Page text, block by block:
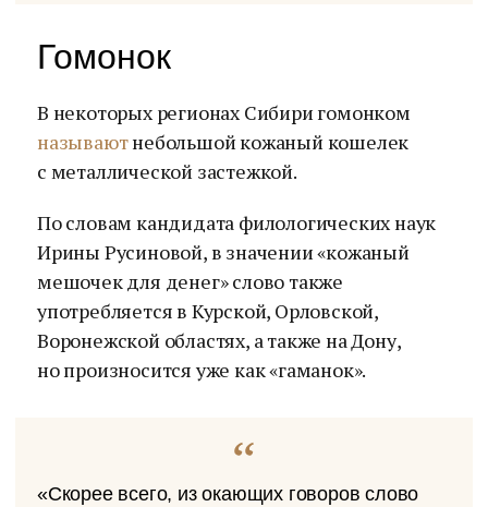
Гомонок
В некоторых регионах Сибири гомонком
называютнебольшой кожаный кошелек
с металлической застежкой.
По словам кандидата филологических наук
Ирины Русиновой, в значении «кожаный
мешочек для денег» слово также
употребляется в Курской, Орловской,
Воронежской областях, а также на Дону,
но произносится уже как «гаманок».
«Скорее всего, из окающих говоров слово